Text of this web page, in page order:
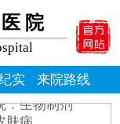
院
实 来院路线
么办_
醋能治
么消炎
片
：生物制剂
肤病